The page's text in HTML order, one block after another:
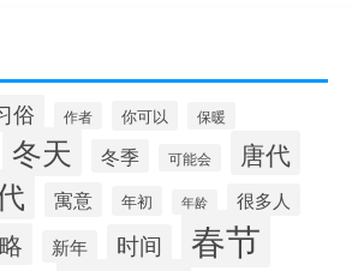
俗 作者 你可以 保暖
冬天 冬季 可能会 唐代
寓意 年初 年龄 很多人
新年 时间 春节